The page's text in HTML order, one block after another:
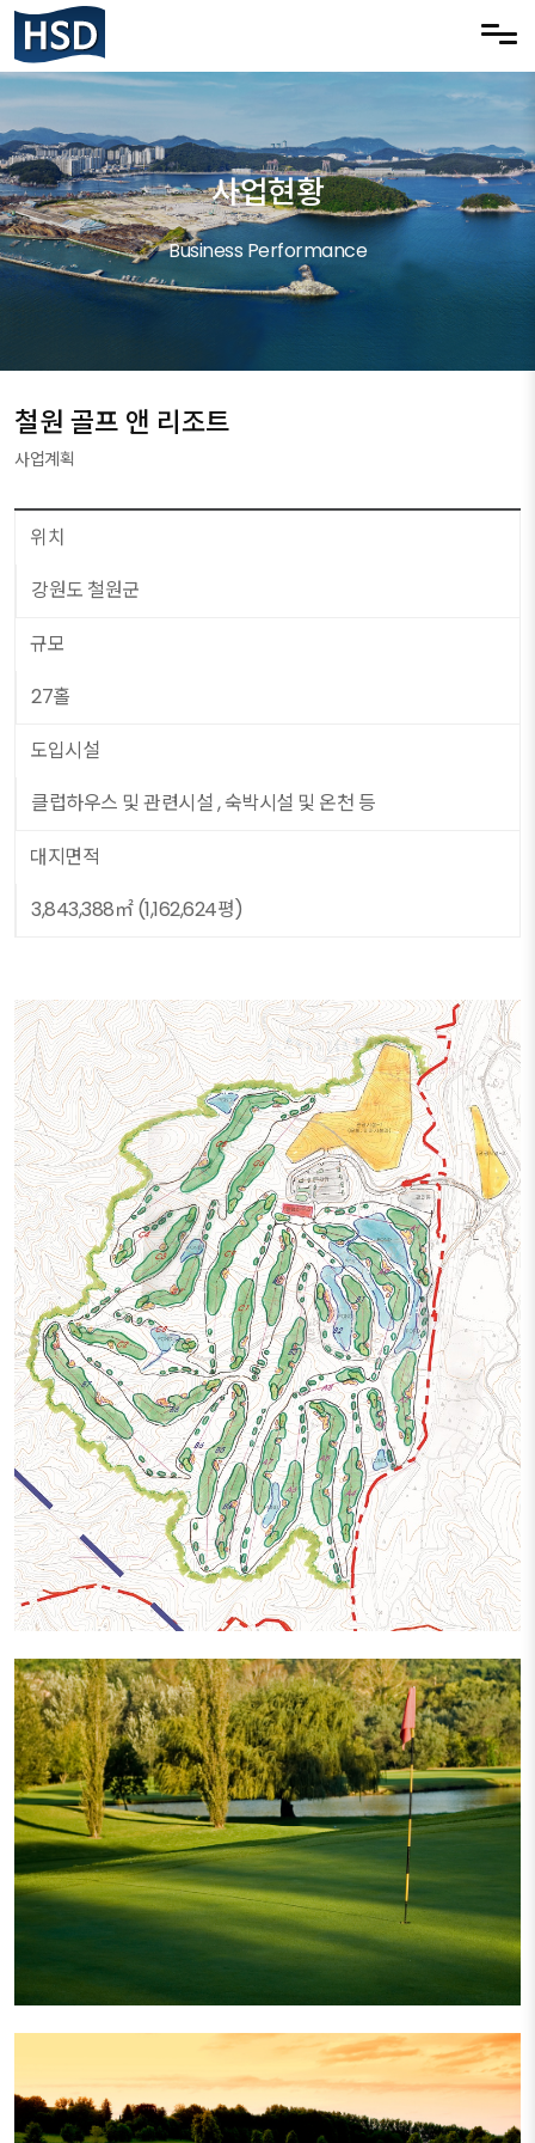
뉴 건너뛰기
사업현황
Business Performance
철원 골프 앤 리조트
사업계획
위치
강원도 철원군
규모
27홀
도입시설
클럽하우스 및 관련시설 , 숙박시설 및 온천 등
대지면적
3,843,388㎡ (1,162,624평)